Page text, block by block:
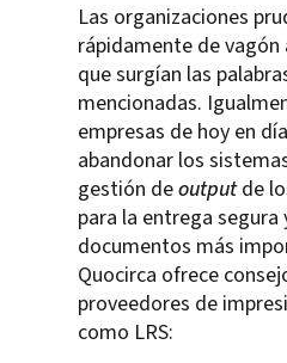
Las organizaciones
rápidamente de vagón
que surgían las
mencionadas.
empresas de hoy en
abandonar los
gestión deoutputde
para la entrega segura
documentos más
Quocirca ofrece
proveedores de
como LRS: